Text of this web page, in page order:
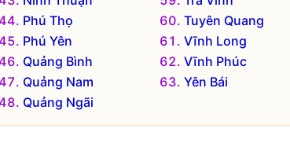
Phú Thọ
Phú Yên
Quảng Bình
Quảng Nam
Quảng Ngãi
Tuyên Quang
Vĩnh Long
Vĩnh Phúc
Yên Bái